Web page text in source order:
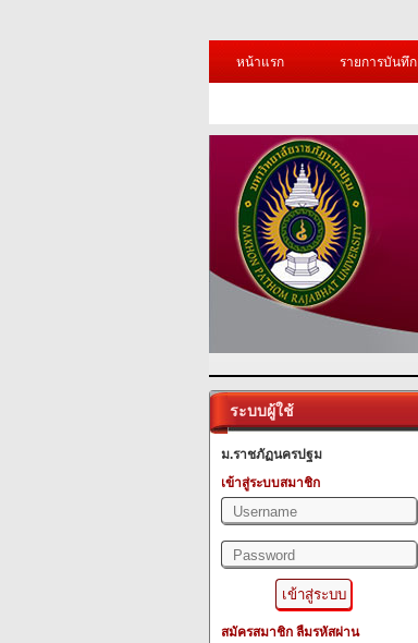
หน้าแรก
รายการบันทึก
ระบบผู้ใช้
ม.ราชภัฏนครปฐม
เข้าสู่ระบบสมาชิก
สมัครสมาชิก ลืมรหัสผ่าน